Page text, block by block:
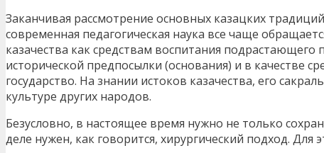
Заканчивая рассмотрение основных казацких
современная педагогическая наука все чаще
казачества как средствам воспитания
исторической предпосылки (основания) и в качестве
государство. На знании истоков казачества, его
культуре других народов.
Безусловно, в настоящее время нужно не только
деле нужен, как говорится, хирургический подход.